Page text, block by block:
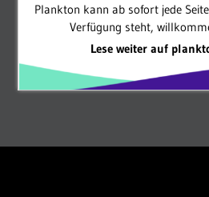
Plankton kann ab sofort jede
Verfügung steht,
Lese weiter auf